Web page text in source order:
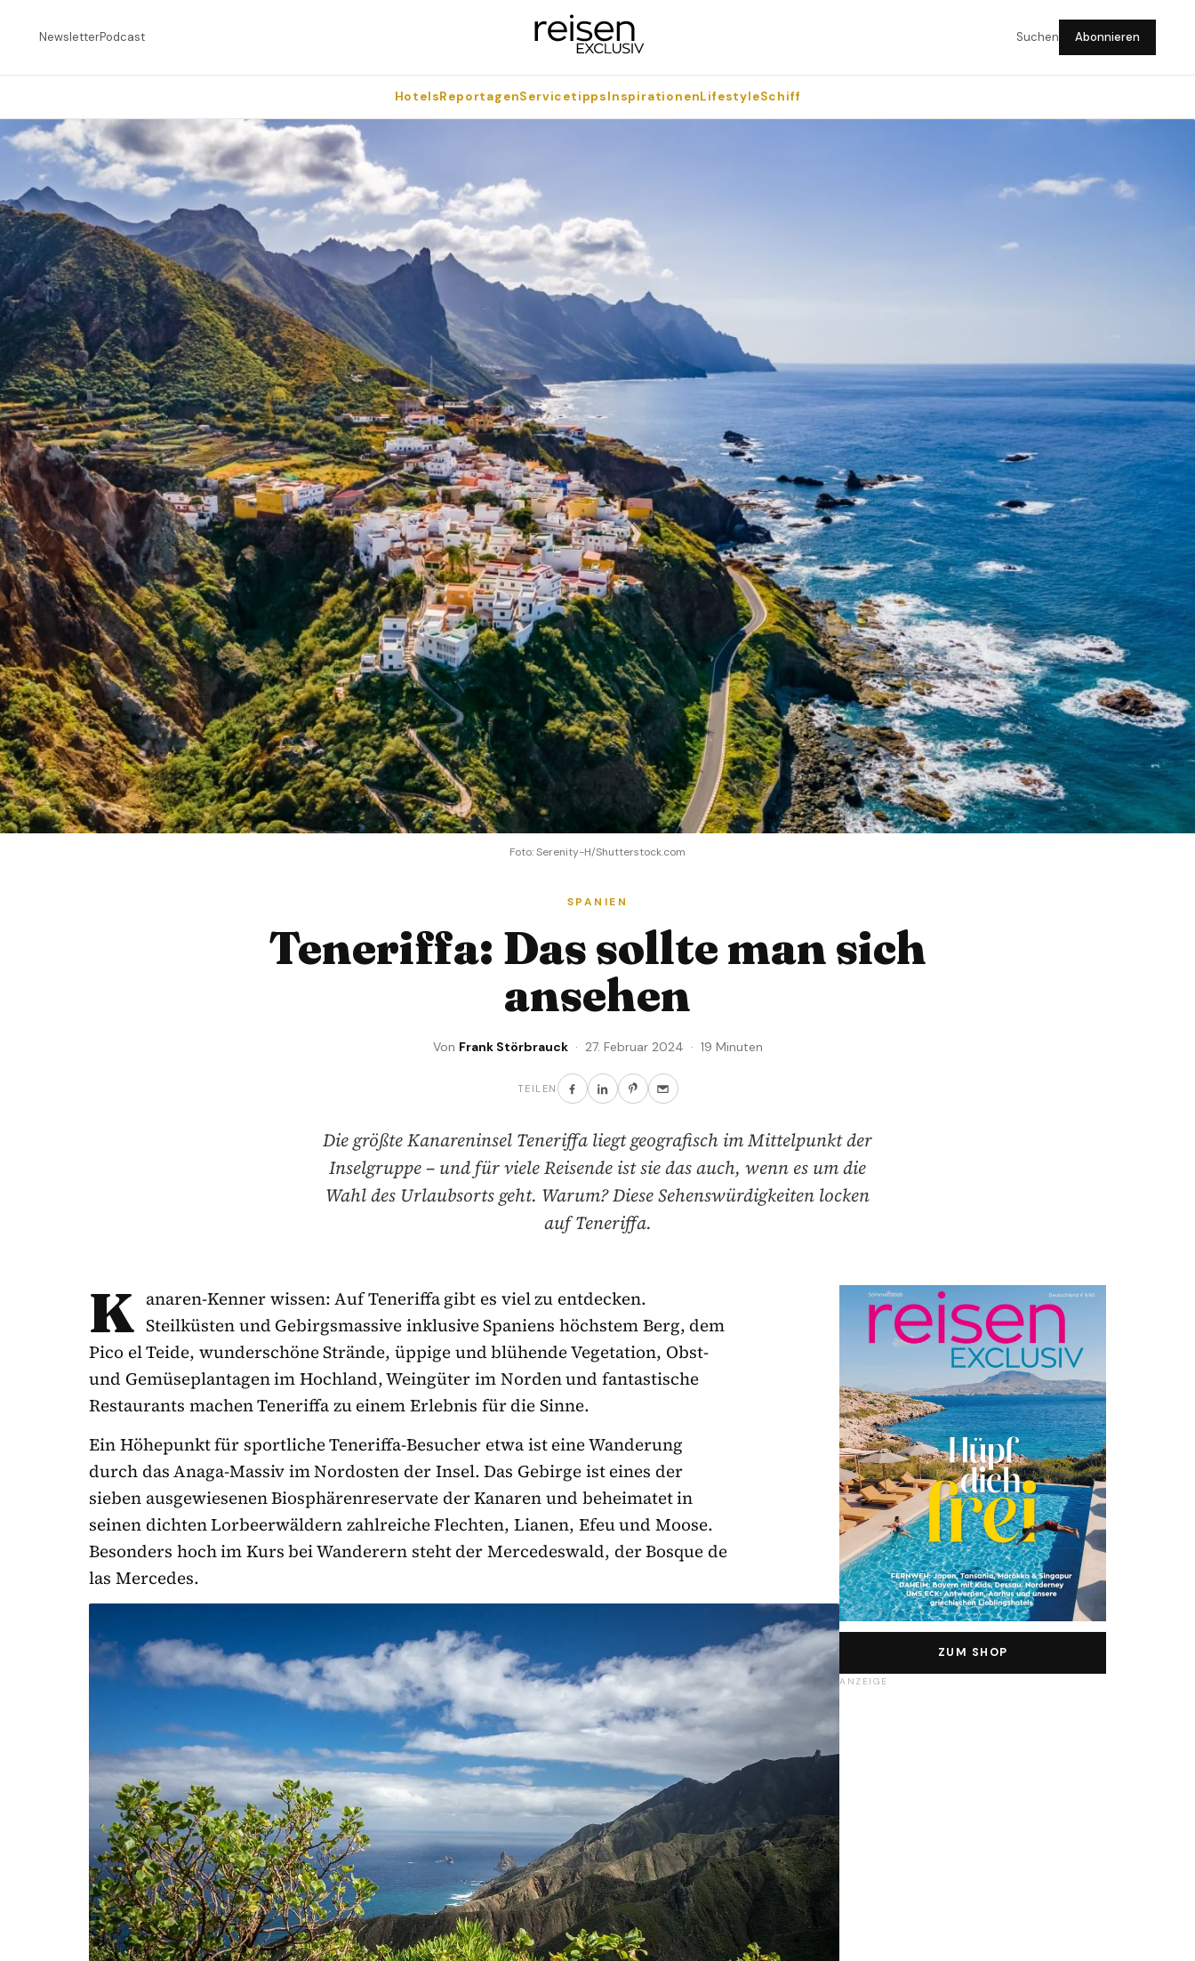
NewsletterPodcast Suchen Abonnieren
HotelsReportagenServicetippsInspirationenLifestyleSchiff
Foto: Serenity-H/Shutterstock.com
SPANIEN
Teneriffa: Das sollte man sich
ansehen
Von Frank Störbrauck· 27. Februar 2024 · 19 Minuten
TEILEN
Die größte Kanareninsel Teneriffa liegt geografisch im Mittelpunkt der
Inselgruppe – und für viele Reisende ist sie das auch, wenn es um die
Wahl des Urlaubsorts geht. Warum? Diese Sehenswürdigkeiten locken
auf Teneriffa.
K anaren-Kenner wissen: Auf Teneriffa gibt es viel zu entdecken.
Steilküsten und Gebirgsmassive inklusive Spaniens höchstem Berg, dem
Pico el Teide, wunderschöne Strände, üppige und blühende Vegetation, Obst-
und Gemüseplantagen im Hochland, Weingüter im Norden und fantastische
Restaurants machen Teneriffa zu einem Erlebnis für die Sinne.
Ein Höhepunkt für sportliche Teneriffa-Besucher etwa ist eine Wanderung
durch das Anaga-Massiv im Nordosten der Insel. Das Gebirge ist eines der
sieben ausgewiesenen Biosphärenreservate der Kanaren und beheimatet in
seinen dichten Lorbeerwäldern zahlreiche Flechten, Lianen, Efeu und Moose.
Besonders hoch im Kurs bei Wanderern steht der Mercedeswald, der Bosque de
las Mercedes.
ZUM SHOP
ANZEIGE